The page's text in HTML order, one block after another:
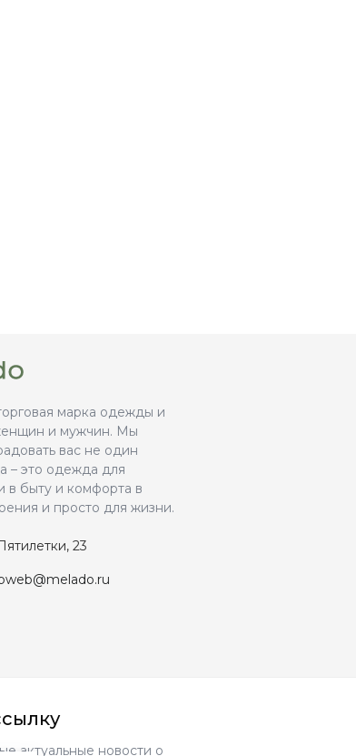
марка одежды и
и мужчин. Мы
вас не один
– это одежда для
в быту и комфорта в
и просто для жизни.
23
актуальные новости о